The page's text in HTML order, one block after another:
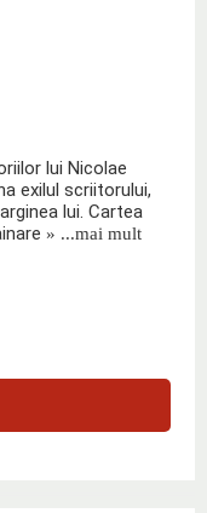
lui Nicolae
exilul scriitorului,
lui. Cartea
» ...mai mult